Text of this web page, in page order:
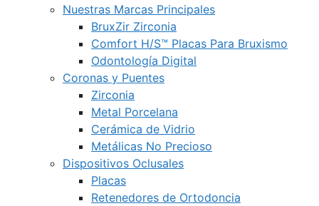
Nuestras Marcas Principales
BruxZir Zirconia
Comfort H/S™ Placas Para Bruxismo
Odontología Digital
Coronas y Puentes
Zirconia
Metal Porcelana
Cerámica de Vidrio
Metálicas No Precioso
Dispositivos Oclusales
Placas
Retenedores de Ortodoncia